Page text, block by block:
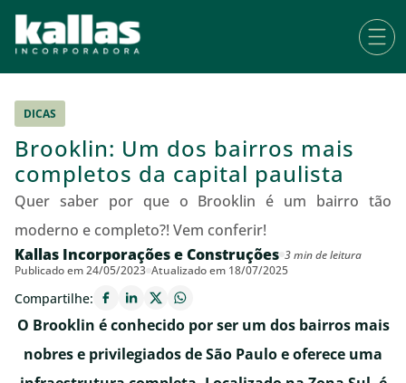
DICAS
Brooklin: Um dos bairros mais
completos da capital paulista
Quer saber por que o Brooklin é um bairro tão
moderno e completo?! Vem conferir!
Kallas Incorporações e Construções 3 min de leitura
Publicado em 24/05/2023 Atualizado em 18/07/2025
Compartilhe:
O Brooklin é conhecido por ser um dos bairros mais
nobres e privilegiados de São Paulo e oferece uma